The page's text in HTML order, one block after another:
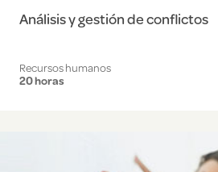
Análisis y gestión de conflictos
Recursos humanos
20 horas